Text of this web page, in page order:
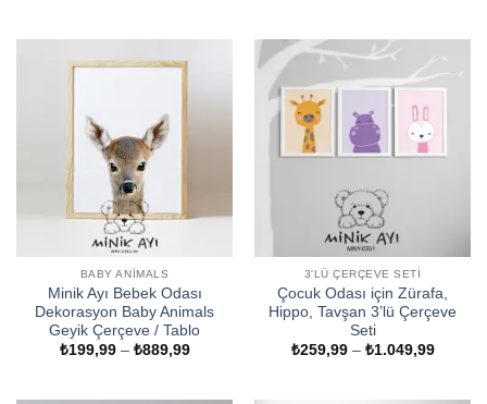
BABY ANIMALS
Minik Ayı Bebek Odası
Dekorasyon Baby Animals
Geyik Çerçeve / Tablo
₺199,99 – ₺889,99Fiyat
3'LÜ ÇERÇEVE SETI
Çocuk Odası için Zürafa,
Hippo, Tavşan 3’lü Çerçeve
Seti
₺259,99 – ₺1.049,99Fiyat